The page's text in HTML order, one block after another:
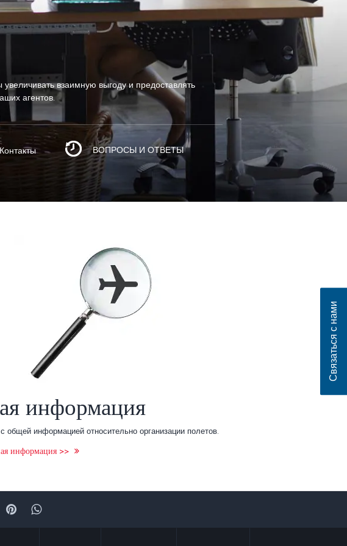
взаимную выгоду и предоставлять
агентов.
Контакты ВОПРОСЫ И ОТВЕТЫ
информация
общей информацией относительно организации полетов.
информация >>
PinterestWhatsApp
Связаться с нами